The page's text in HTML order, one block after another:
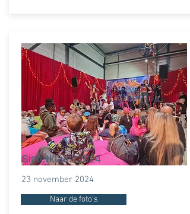
Sinterklaas 2024
23 november 2024
Naar de foto's